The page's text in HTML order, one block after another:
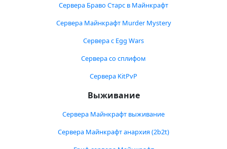
Сервера Браво Старс в Майнкрафт
Сервера Майнкрафт Murder Mystery
Сервера с Egg Wars
Сервера со сплифом
Сервера KitPvP
Выживание
Сервера Майнкрафт выживание
Сервера Майнкрафт анархия (2b2t)